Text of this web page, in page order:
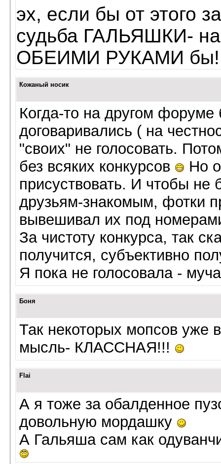
эх, если бы от этого
судьба ГАЛЬЯШКИ-
ОБЕИМИ РУКАМИ
Кожаный носик
Когда-то на другом
договаривались ( на
"своих" не голосовать.
без всяких конкурсов
Но
присуствовать. И чтобы
друзьям-знакомым, фотки
вывешивал их под
За чистоту конкурса, так
получится, субъективно
Я пока не голосовала -
Боня
Так некоторых мопсов уже
мысль- КЛАССНАЯ!!!
Flai
А я тоже за обалденное
довольную мордашку
А Гальяша сам как